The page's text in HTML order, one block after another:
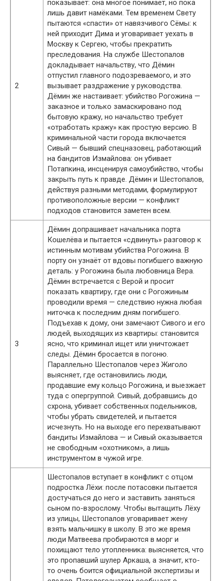
2
показывает: она многое понимает, но пока
лишь давит намёками. Тем временем Свету
пытаются «спасти» от навязчивого Сёмы: к
ней приходит Дима и уговаривает уехать в
Москву к Сергею, чтобы прекратить
преследования. На службе Шестопалов
докладывает начальству, что Дёмин
отпустил главного подозреваемого, и это
вызывает раздражение у руководства.
Дёмин же настаивает: убийство Рогожина —
заказное и только замаскировано под
бытовую кражу, но начальство требует
«отработать кражу» как простую версию. В
криминальной части города включается
Сивый — бывший спецназовец, работающий
на бандитов Измайлова: он убивает
Потапкина, инсценируя самоубийство, чтобы
закрыть путь к правде. Дёмин и Шестопалов,
действуя разными методами, формулируют
противоположные версии — конфликт
подходов становится заметен всем.
3
Дёмин допрашивает начальника порта
Кошелёва и пытается «сдвинуть» разговор к
истинным мотивам убийства Рогожина. В
порту он узнаёт от вдовы погибшего важную
деталь: у Рогожина была любовница Вера.
Дёмин встречается с Верой и просит
показать квартиру, где они с Рогожиным
проводили время — следствию нужна любая
ниточка к последним дням погибшего.
Подъехав к дому, они замечают Сивого и его
людей, выходящих из квартиры: становится
ясно, что криминал ищет или уничтожает
следы. Дёмин бросается в погоню.
Параллельно Шестопалов через Жиголо
выясняет, где остановились люди,
продавшие ему кольцо Рогожина, и выезжает
туда с опергруппой. Сивый, добравшись до
схрона, убивает собственных подельников,
чтобы убрать свидетелей, и пытается
исчезнуть. Но на выходе его перехватывают
бандиты Измайлова — и Сивый оказывается
не свободным «охотником», а лишь
инструментом в чужой игре.
Шестопалов вступает в конфликт с отцом
подростка Лёхи: после потасовки пытается
достучаться до него и заставить заняться
сыном по-взрослому. Чтобы вытащить Лёху
из улицы, Шестопалов уговаривает жену
взять мальчишку в школу. В это же время
люди Матвеева пробираются в морг и
похищают тело утопленника: выясняется, что
это пропавший шулер Аркаша, а значит, кто-
то очень боится официальной экспертизы и